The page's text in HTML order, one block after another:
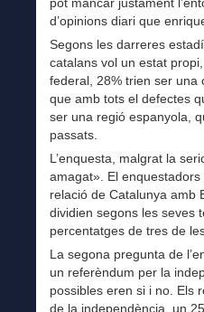
pot mancar justament
d’opinions diari que
Segons les darreres
catalans vol un estat
federal, 28% trien ser una
que amb tots el defectes
ser una regió espanyola,
passats.
L’enquesta, malgrat la
amagat». El
relació de Catalunya amb
dividien segons les seves
percentatges de tres de
La segona pregunta de
un referèndum per la
possibles eren si i no. Els
de la independència, un